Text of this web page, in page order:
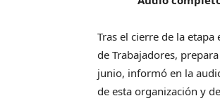
Tras el cierre de la
de Trabajadores,
junio, informó en la
de esta organización y